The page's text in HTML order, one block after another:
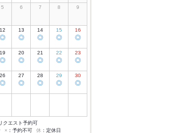
5 6 7 8 9
12
◎
13
◎
14
◎
15
◎
16
◎
19
◎
20
◎
21
◎
22
◎
23
◎
26
◎
27
◎
28
◎
29
◎
30
◎
クエスト予約可
× ：予約不可 休 ：定休日